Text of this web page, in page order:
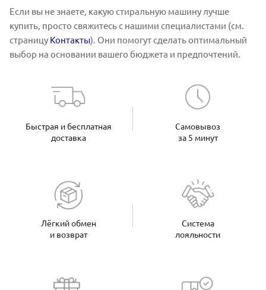
Если вы не знаете, какую стиральную машину лучше
купить, просто свяжитесь с нашими специалистами (см.
страницу Контакты). Они помогут сделать оптимальный
выбор на основании вашего бюджета и предпочтений.
Быстрая и бесплатная
доставка
Самовывоз
за 5 минут
Лёгкий обмен
и возврат
Система
лояльности